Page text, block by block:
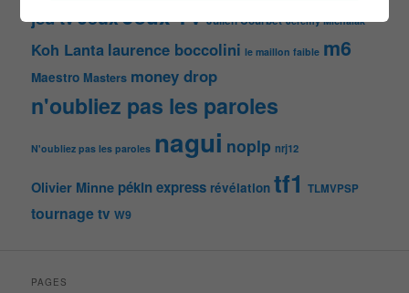
jeu tvJeuxJeux TV Julien Courbet Jérémy Michalak
Koh Lanta laurence boccolini le maillon faible m6
Maestro Masters money drop
n'oubliez pas les paroles
N'oubliez pas les paroles nagui noplp nrj12
Olivier Minne pékin express révélation tf1 TLMVPSP
tournagetv W9
PAGES